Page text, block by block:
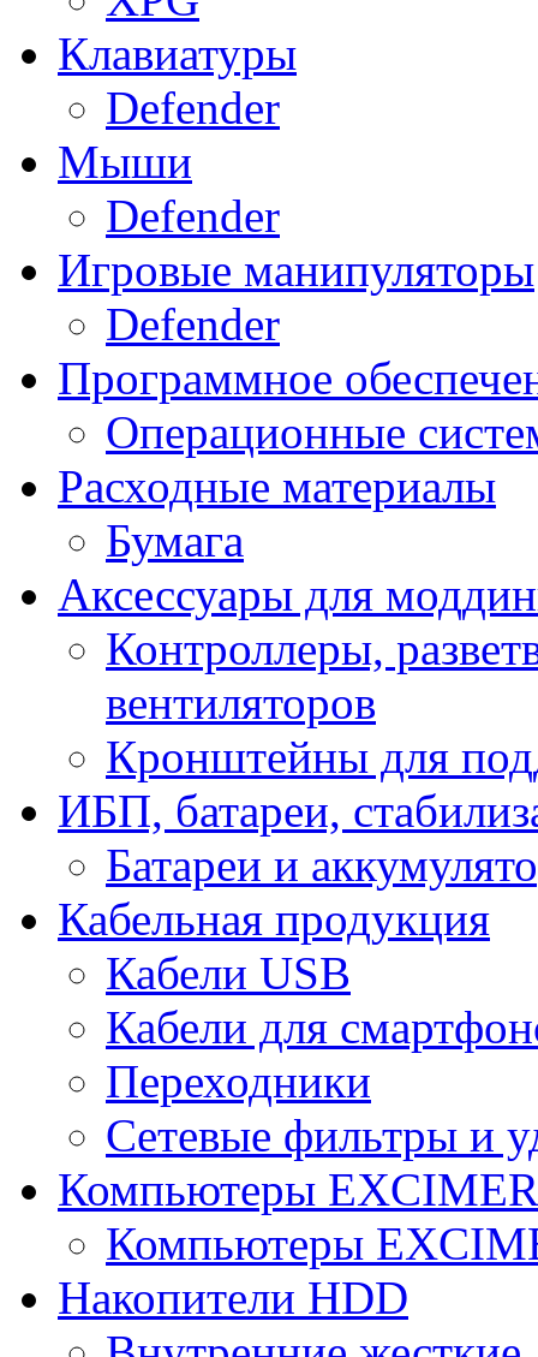
Клавиатуры
Defender
Мыши
Defender
Игровые манипуляторы
Defender
Программное
Операционные
Расходные материалы
Бумага
Аксессуары для
Контроллеры,
вентиляторов
Кронштейны для
ИБП, батареи,
Батареи и
Кабельная продукция
Кабели USB
Кабели для
Переходники
Сетевые фильтры и
Компьютеры
Компьютеры
Накопители HDD